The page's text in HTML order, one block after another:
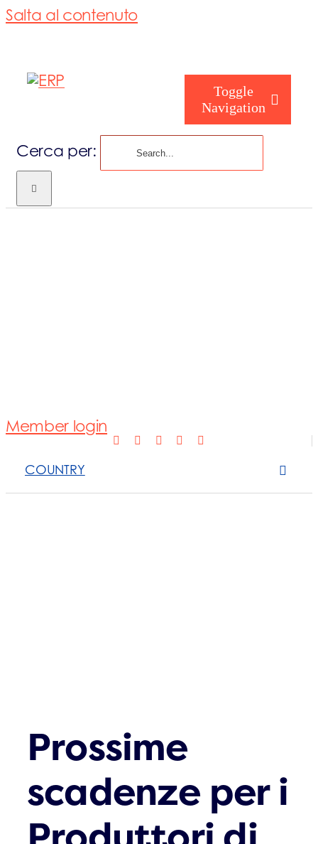
Salta al contenuto
Toggle
Navigation
Open Scope
Sanzioni
Cerca per:
COUNTRY
Member login
Prossime
scadenze per i